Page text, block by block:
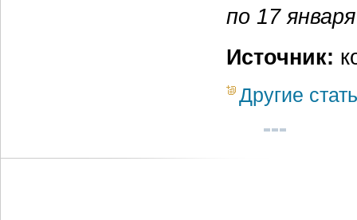
по 17
Источник:
Другие